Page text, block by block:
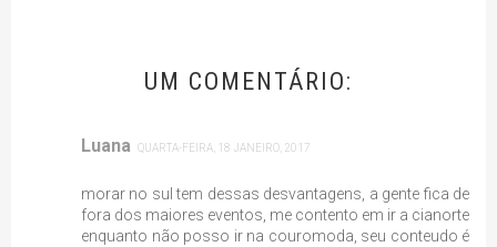
UM COMENTÁRIO:
Luana QUARTA-FEIRA, 18 JANEIRO, 2017
morar no sul tem dessas desvantagens, a gente fica de
fora dos maiores eventos, me contento em ir a cianorte
enquanto não posso ir na couromoda, seu conteudo é